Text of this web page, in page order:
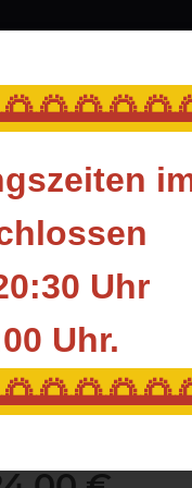
Uhr
Uhr.
ASN-219.1
219.1
ASEN Sports